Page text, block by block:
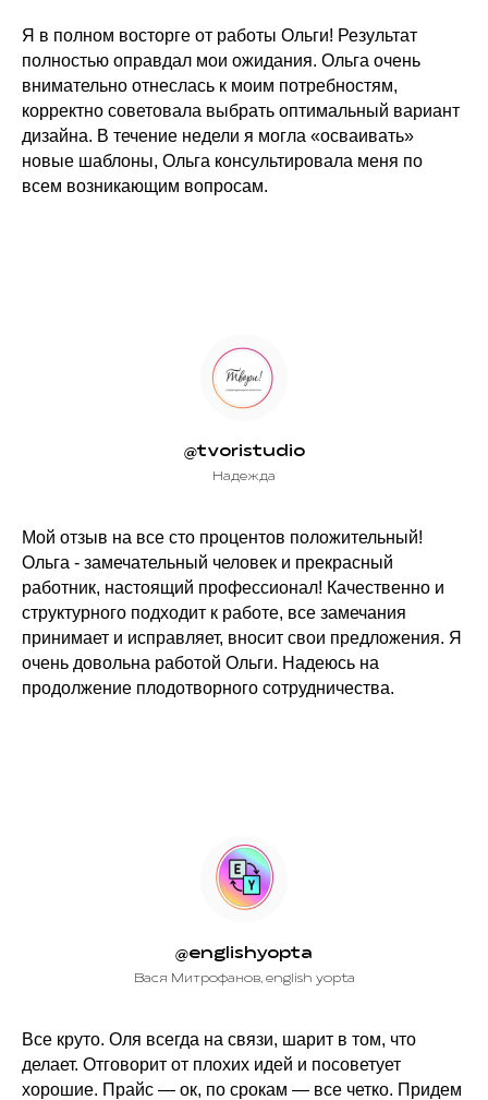
Я в полном восторге от работы Ольги! Результат
полностью оправдал мои ожидания. Ольга очень
внимательно отнеслась к моим потребностям,
корректно советовала выбрать оптимальный вариант
дизайна. В течение недели я могла «осваивать»
новые шаблоны, Ольга консультировала меня по
всем возникающим вопросам.
@tvoristudio
Надежда
Мой отзыв на все сто процентов положительный!
Ольга - замечательный человек и прекрасный
работник, настоящий профессионал! Качественно и
структурного подходит к работе, все замечания
принимает и исправляет, вносит свои предложения. Я
очень довольна работой Ольги. Надеюсь на
продолжение плодотворного сотрудничества.
@englishyopta
Вася Митрофанов, english yopta
Все круто. Оля всегда на связи, шарит в том, что
делает. Отговорит от плохих идей и посоветует
хорошие. Прайс — ок, по срокам — все четко. Придем